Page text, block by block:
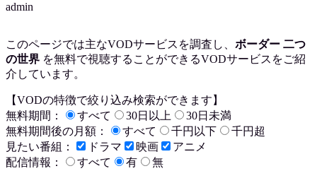
admin
このページでは主なVODサービスを調査し、 ボーダー 二つ
の世界 を無料で視聴することができるVODサービスをご紹
介しています。
【VODの特徴で絞り込み検索ができます】
無料期間：
すべて 30日以上
30日未満
無料期間後の月額：
すべて 千円以下
千円超
見たい番組：
ドラマ 映画
アニメ
配信情報：
すべて 有
無